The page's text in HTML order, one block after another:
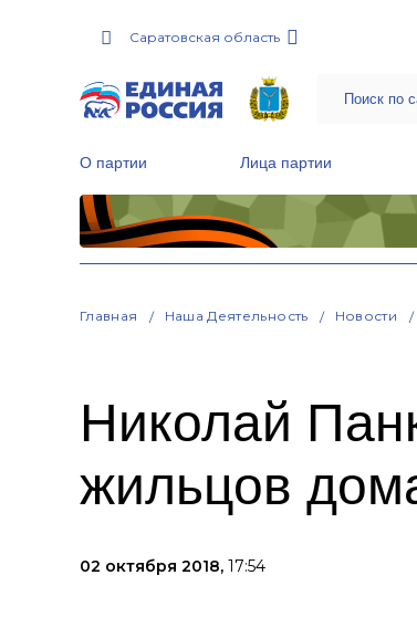
Саратовская область
О партии Лица партии
Главная Наша Деятельность Новости
Николай
жильцов
02 октября 2018, 17:54